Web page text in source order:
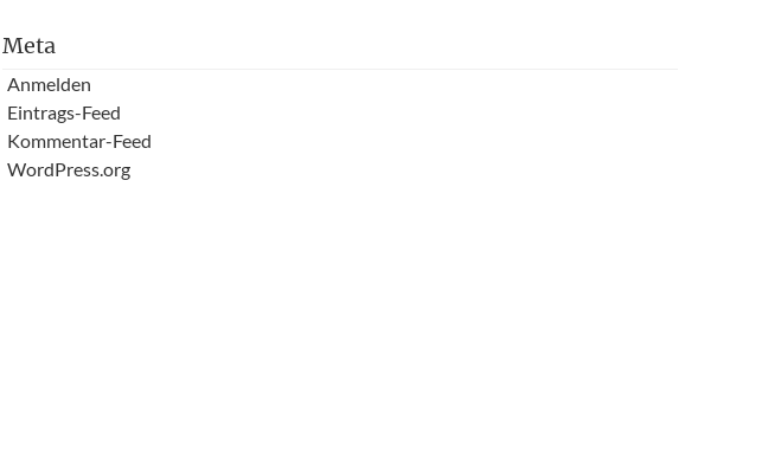
Meta
Anmelden
Eintrags-Feed
Kommentar-Feed
WordPress.org